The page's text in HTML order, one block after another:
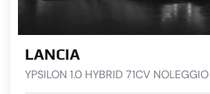
LANCIA
YPSILON 1.0 HYBRID 71CV NOLEGGIO